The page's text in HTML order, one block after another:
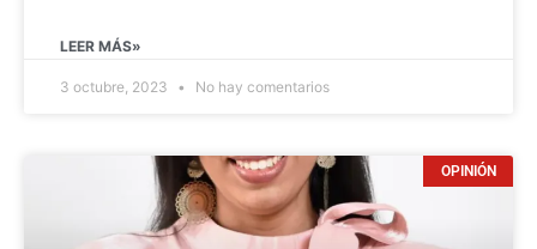
LEER MÁS»
3 octubre, 2023 No hay comentarios
OPINIÓN